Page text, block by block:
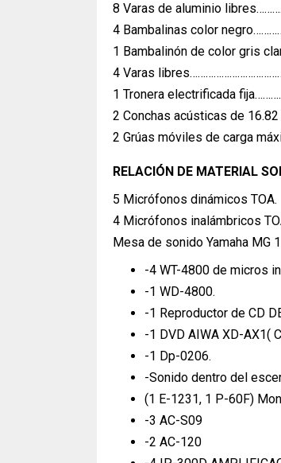
8 Varas de aluminio
4 Bambalinas color
1 Bambalinón de color gris
4 Varas
1 Tronera electrificada
2 Conchas acústicas de
2 Grúas móviles de carga
RELACIÓN DE MATERIAL
5 Micrófonos dinámicos TOA.
4 Micrófonos inalámbricos
Mesa de sonido Yamaha MG
-4 WT-4800 de micros
-1 WD-4800.
-1 Reproductor de CD
-1 DVD AIWA XD-AX1(
-1 Dp-0206.
-Sonido dentro del
(1 E-1231, 1 P-60F)
-3 AC-S09
-2 AC-120